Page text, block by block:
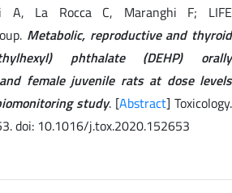
A, La Rocca C, Maranghi F; LIFE
Metabolic, reproductive and thyroid
phthalate (DEHP) orally
female juvenile rats at dose levels
study. [Abstract] Toxicology.
doi: 10.1016/j.tox.2020.152653